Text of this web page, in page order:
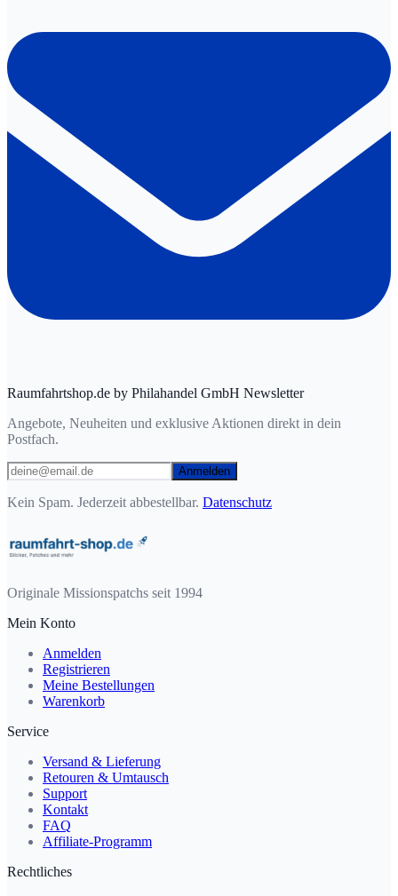
Raumfahrtshop.de by Philahandel GmbH Newsletter
Angebote, Neuheiten und exklusive Aktionen direkt in dein
Postfach.
Anmelden
Kein Spam. Jederzeit abbestellbar. Datenschutz
Originale Missionspatchs seit 1994
Mein Konto
Anmelden
Registrieren
Meine Bestellungen
Warenkorb
Service
Versand & Lieferung
Retouren & Umtausch
Support
Kontakt
FAQ
Affiliate-Programm
Rechtliches